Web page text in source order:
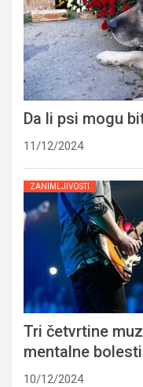
Da li psi mogu
11/12/2024
ZANIMLJIVOSTI
Tri četvrtine
mentalne bolesti
10/12/2024